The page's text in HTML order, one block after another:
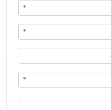
*
*
*